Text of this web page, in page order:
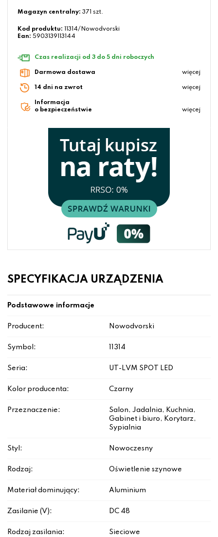
Magazyn centralny: 371 szt.
Kod produktu:
11314/Nowodvorski
Ean: 5903139113144
Czas realizacji od 3 do 5 dni roboczych
Darmowa dostawa więcej
14 dni na zwrot więcej
Informacja
o bezpieczeństwie
więcej
SPECYFIKACJA URZĄDZENIA
Podstawowe informacje
Producent: Nowodvorski
Symbol: 11314
Seria: UT-LVM SPOT LED
Kolor producenta: Czarny
Przeznaczenie:
Salon, Jadalnia, Kuchnia,
Gabinet i biuro, Korytarz,
Sypialnia
Styl: Nowoczesny
Rodzaj: Oświetlenie szynowe
Materiał dominujący: Aluminium
Zasilanie (V): DC 48
Rodzaj zasilania: Sieciowe